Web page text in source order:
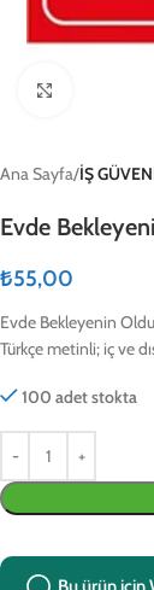
Ana Sayfa İŞ
Evde
₺55,00
Evde Bekleyenin
Türkçe metinli; iç ve
100 adet stokta